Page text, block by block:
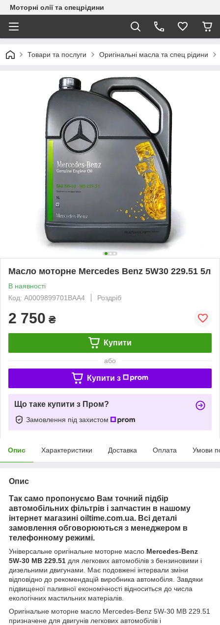
Моторні олії та спецрідини
Товари та послуги Оригінальні масла та спец рідини
Масло моторне Mercedes Benz 5W30 229.51 5л
В наявності
Код: A0009899701BAA4
Роздріб
2 750 ₴
Купити
або
Купити з
Що таке купити з Пром?
Замовлення під захистом
Опис Характеристики Доставка Оплата Умови
Опис
Так само пропонуємо Вам точний підбір
автомобільних фільтрів і запчастин в нашому
інтернет магазині oiltime.com.ua. Всі деталі
замовлення обговорюються з менеджером в
телефонному режимі.
Універсальне оригінальне моторне масло Mercedes-Benz
5W-30 MB 229.51 для легкових автомобілів з бензиновими і
дизельними двигунами. Має подовжені інтервали зміни
відповідно до рекомендацій виробника автомобіля. Завдяки
підвищеної паливної економічності відноситься до числа
екологічних мастильних матеріалів.
Оригінальне моторне масло Mercedes-Benz 5W-30 MB 229.51
призначене для двигунів легкових автомобілів і